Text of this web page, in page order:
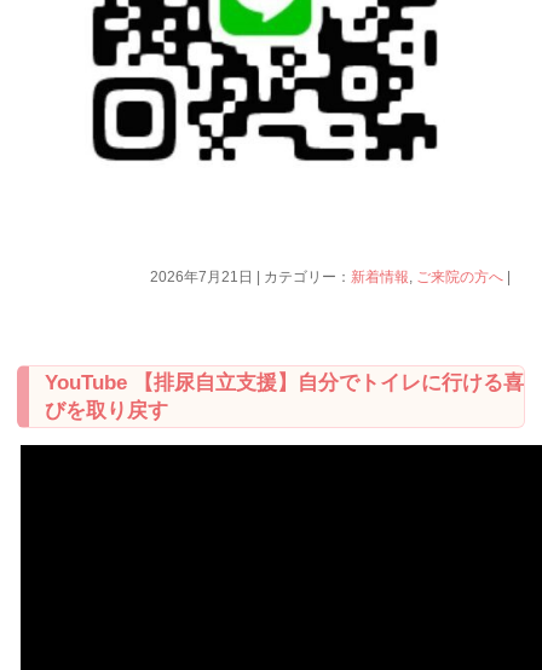
2026年7月21日 | カテゴリー： 新着情報 ご来院の方へ |
YouTube 【排尿自立支援】自分でトイレに行ける喜
びを取り戻す